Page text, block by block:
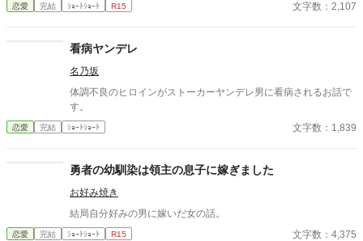
恋愛 完結 ｼｮｰﾄｼｮｰﾄ R15 文字数：2,107
看病ヤンデレ
名乃坂
体調不良のヒロインがストーカーヤンデレ男に看病されるお話で
す。
恋愛 完結 ｼｮｰﾄｼｮｰﾄ 文字数：1,839
勇者の幼馴染は領主の息子に嫁ぎました
お好み焼き
結局自分好みの男に嫁いだ女の話。
恋愛 完結 ｼｮｰﾄｼｮｰﾄ R15 文字数：4,375